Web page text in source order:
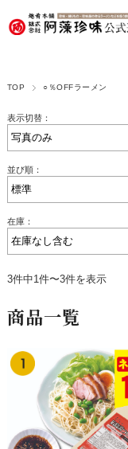
TOP ○％OFFラーメン
表示切替：
並び順：
在庫：
3件中1件〜3件を表示
商品一覧